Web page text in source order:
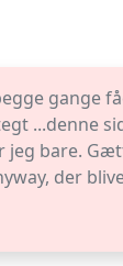
gange
...denne
jeg bare.
der